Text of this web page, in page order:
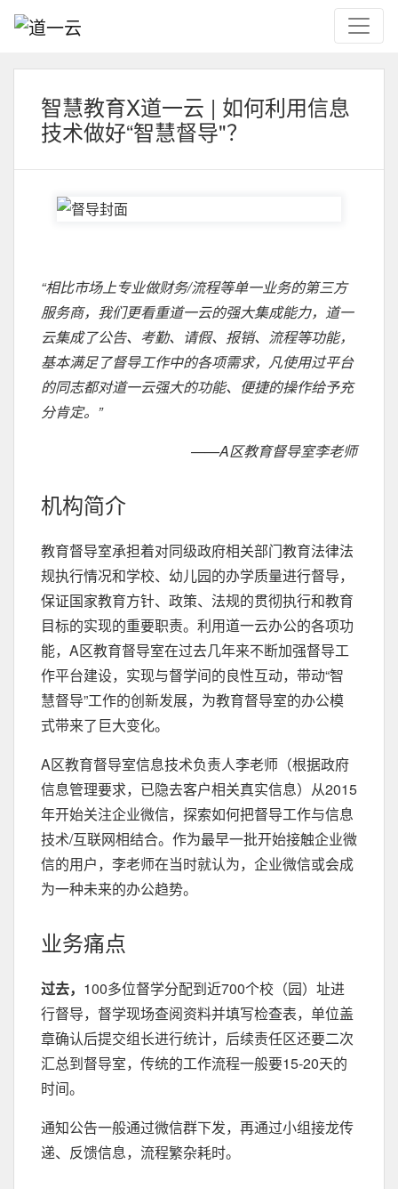
智慧教育X道一云 | 如何利用信息
技术做好“智慧督导"？
“相比市场上专业做财务/流程等单一业务的第三方
服务商，我们更看重道一云的强大集成能力，道一
云集成了公告、考勤、请假、报销、流程等功能，
基本满足了督导工作中的各项需求，凡使用过平台
的同志都对道一云强大的功能、便捷的操作给予充
分肯定。”
——A区教育督导室李老师
机构简介
教育督导室承担着对同级政府相关部门教育法律法
规执行情况和学校、幼儿园的办学质量进行督导，
保证国家教育方针、政策、法规的贯彻执行和教育
目标的实现的重要职责。利用道一云办公的各项功
能，A区教育督导室在过去几年来不断加强督导工
作平台建设，实现与督学间的良性互动，带动“智
慧督导”工作的创新发展，为教育督导室的办公模
式带来了巨大变化。
A区教育督导室信息技术负责人李老师（根据政府
信息管理要求，已隐去客户相关真实信息）从2015
年开始关注企业微信，探索如何把督导工作与信息
技术/互联网相结合。作为最早一批开始接触企业微
信的用户，李老师在当时就认为，企业微信或会成
为一种未来的办公趋势。
业务痛点
过去， 100多位督学分配到近700个校（园）址进
行督导，督学现场查阅资料并填写检查表，单位盖
章确认后提交组长进行统计，后续责任区还要二次
汇总到督导室，传统的工作流程一般要15-20天的
时间。
通知公告一般通过微信群下发，再通过小组接龙传
递、反馈信息，流程繁杂耗时。